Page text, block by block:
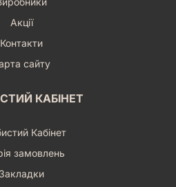
за отриману суму,
Додайте також успіхи за
якщо викинули такий на кістці
також можуть вплинути на
успіхів дорівнює або
є вона вважається
і провалене проходження
- у деяких ситуаціях вам
можливість використання
Акції
Контакти
сайту
КАБІНЕТ
Кабінет
замовлень
Закладки